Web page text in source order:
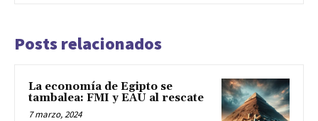
Posts relacionados
La economía de Egipto se
tambalea: FMI y EAU al rescate
7 marzo, 2024